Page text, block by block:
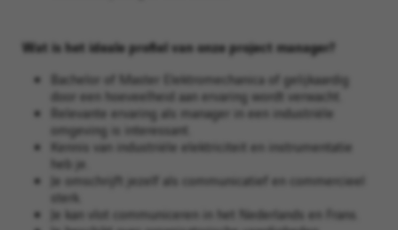
Wat is het ideale profiel van onze project manager?
Bachelor of Master Elektromechanica of gelijkaardig
door een hoeveelheid aan ervaring wordt verwacht.
Relevante ervaring als manager in een industriële
omgeving is interessant.
Kennis van industriële elektriciteit en instrumentatie
heb je.
Je omschrijft jezelf als communicatief en commercieel
sterk.
Je kan vlot communiceren in het Nederlands en Frans.